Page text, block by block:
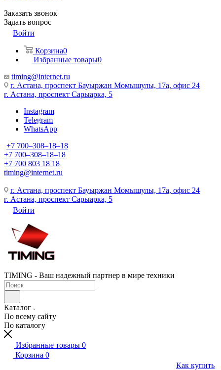
Заказать звонок
Задать вопрос
Войти
Корзина0
Избранные товары0
timing@internet.ru
г. Астана, проспект Бауыржан Момышулы, 17а, офис 24
г. Астана, проспект Сарыарка, 5
Instagram
Telegram
WhatsApp
+7 700‒308‒18‒18
+7 700‒308‒18‒18
+7 700 803 18 18
timing@internet.ru
г. Астана, проспект Бауыржан Момышулы, 17а, офис 24
г. Астана, проспект Сарыарка, 5
Войти
TIMING - Ваш надежный партнер в мире техники
Каталог
По всему сайту
По каталогу
Избранные товары 0
Корзина 0
Как купить